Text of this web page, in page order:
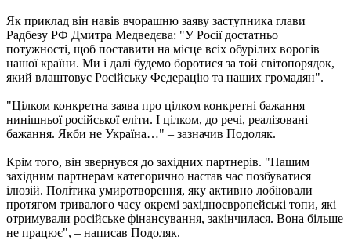
Як приклад він навів вчорашню заяву заступника глави
Радбезу РФ Дмитра Медведєва: "У Росії достатньо
потужності, щоб поставити на місце всіх обурілих ворогів
нашої країни. Ми і далі будемо боротися за той світопорядок,
який влаштовує Російську Федерацію та наших громадян".
"Цілком конкретна заява про цілком конкретні бажання
нинішньої російської еліти. І цілком, до речі, реалізовані
бажання. Якби не Україна…" – зазначив Подоляк.
Крім того, він звернувся до західних партнерів. "Нашим
західним партнерам категорично настав час позбуватися
ілюзій. Політика умиротворення, яку активно лобіювали
протягом тривалого часу окремі західноєвропейські топи, які
отримували російське фінансування, закінчилася. Вона більше
не працює", – написав Подоляк.